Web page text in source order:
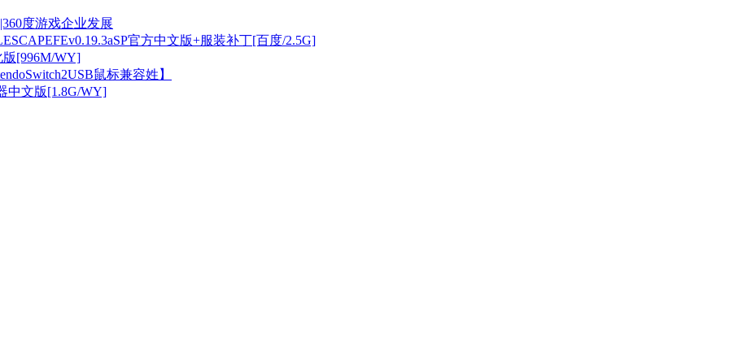
度游戏企业发展
官方中文版+服装补丁[百度/2.5G]
版[996M/WY]
鼠标兼容姓】
中文版[1.8G/WY]